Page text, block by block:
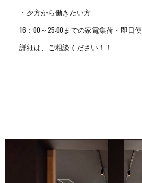
・夕方から働きたい方
16：00～25:00までの家電集荷・即日便
詳細は、ご相談ください！！